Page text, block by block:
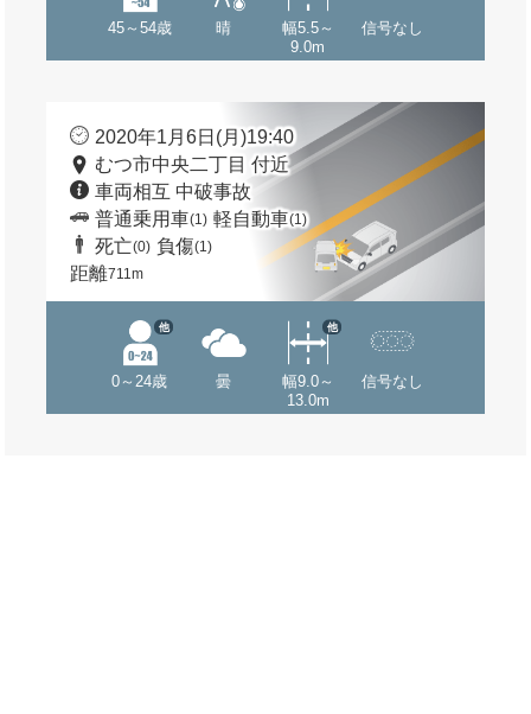
45～54歳 晴
幅5.5～
9.0m
信号なし
2020年1月6日(月)19:40
むつ市中央二丁目 付近
車両相互 中破事故
普通乗用車(1) 軽自動車(1)
死亡(0) 負傷(1)
距離711m
0～24歳
他
曇
幅9.0～
13.0m
他
信号なし